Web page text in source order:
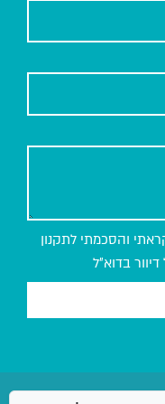
והסכמתי לתקנון
בדוא״ל